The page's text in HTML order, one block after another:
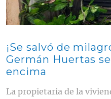
¡Se salvó de
Germán Huertas
encima
La propietaria de la